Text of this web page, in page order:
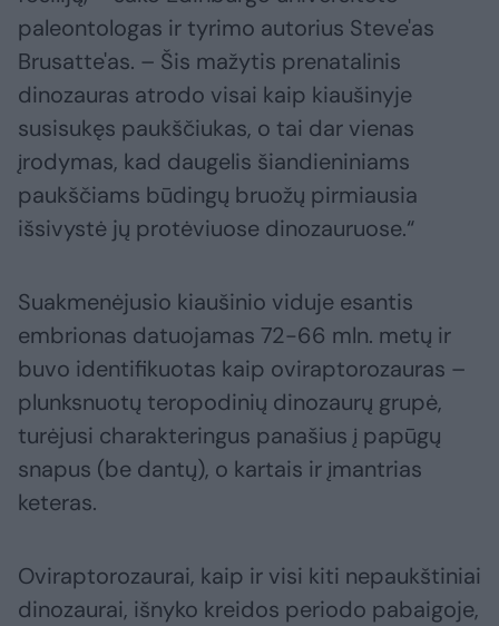
paleontologas ir tyrimo autorius Steve'as
Brusatte'as. – Šis mažytis prenatalinis
dinozauras atrodo visai kaip kiaušinyje
susisukęs paukščiukas, o tai dar vienas
įrodymas, kad daugelis šiandieniniams
paukščiams būdingų bruožų pirmiausia
išsivystė jų protėviuose dinozauruose.“
Suakmenėjusio kiaušinio viduje esantis
embrionas datuojamas 72-66 mln. metų ir
buvo identifikuotas kaip oviraptorozauras –
plunksnuotų teropodinių dinozaurų grupė,
turėjusi charakteringus panašius į papūgų
snapus (be dantų), o kartais ir įmantrias
keteras.
Oviraptorozaurai, kaip ir visi kiti nepaukštiniai
dinozaurai, išnyko kreidos periodo pabaigoje,